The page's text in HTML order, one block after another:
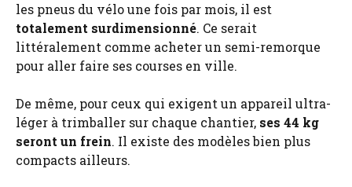
les pneus du vélo une fois par mois, il est
totalement surdimensionné. Ce serait
littéralement comme acheter un semi-remorque
pour aller faire ses courses en ville.
De même, pour ceux qui exigent un appareil ultra-
léger à trimballer sur chaque chantier, ses 44 kg
seront un frein. Il existe des modèles bien plus
compacts ailleurs.